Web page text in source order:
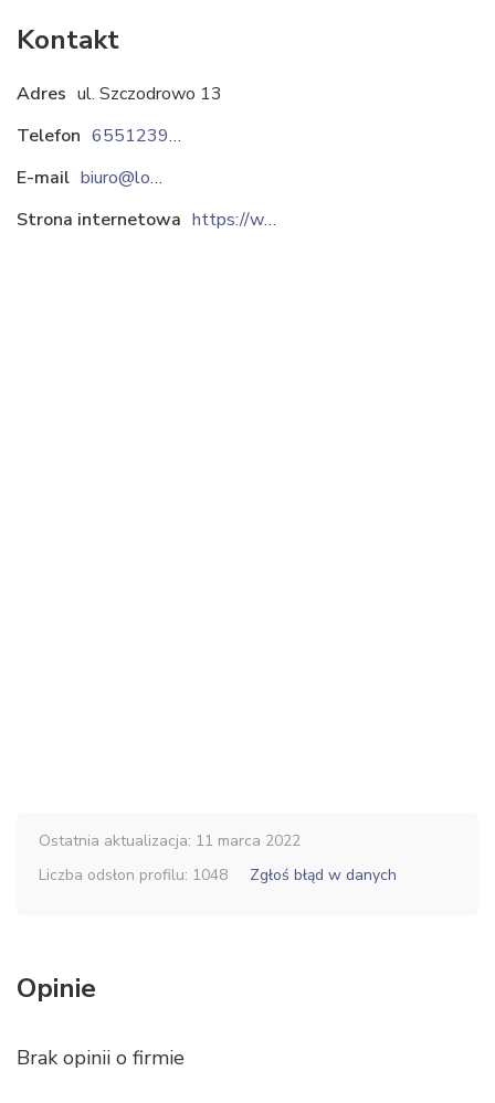
Kontakt
Adres ul. Szczodrowo 13
Telefon
655123919
E-mail
biuro@lomania.pl
Strona internetowa
https://www.lomania.pl
Ostatnia aktualizacja: 11 marca 2022
Liczba odsłon profilu: 1048
Zgłoś błąd w danych
Opinie
Brak opinii o firmie